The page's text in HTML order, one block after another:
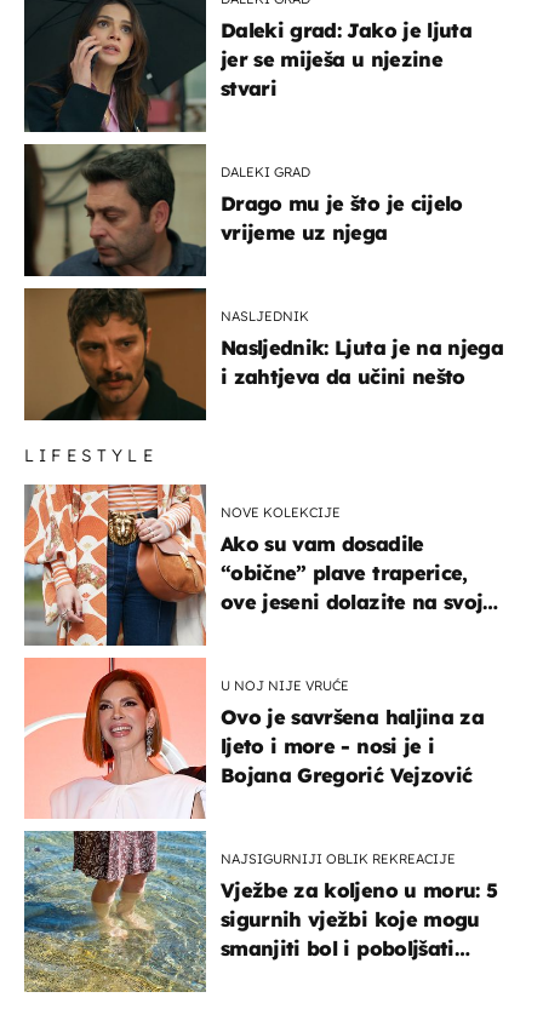
Daleki grad: Jako je ljuta
jer se miješa u njezine
stvari
DALEKI GRAD
Drago mu je što je cijelo
vrijeme uz njega
NASLJEDNIK
Nasljednik: Ljuta je na njega
i zahtjeva da učini nešto
LIFESTYLE
NOVE KOLEKCIJE
Ako su vam dosadile
“obične” plave traperice,
ove jeseni dolazite na svoje
U NOJ NIJE VRUĆE
Ovo je savršena haljina za
ljeto i more - nosi je i
Bojana Gregorić Vejzović
NAJSIGURNIJI OBLIK REKREACIJE
Vježbe za koljeno u moru: 5
sigurnih vježbi koje mogu
smanjiti bol i poboljšati